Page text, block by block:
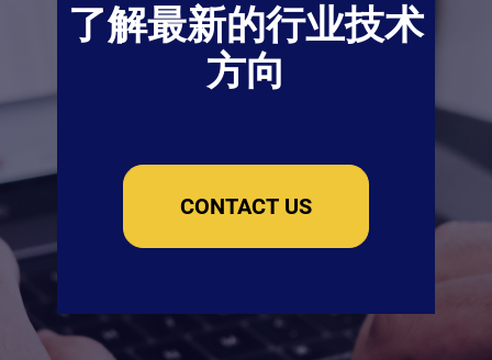
了解最新的行业技术
方向
CONTACT US